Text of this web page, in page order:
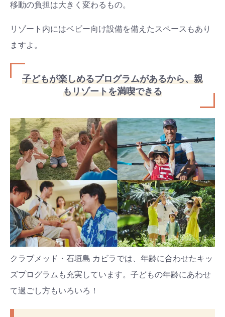
移動の負担は大きく変わるもの。
リゾート内にはベビー向け設備を備えたスペースもあり
ますよ。
子どもが楽しめるプログラムがあるから、親
もリゾートを満喫できる
クラブメッド・石垣島 カビラでは、年齢に合わせたキッ
ズプログラムも充実しています。子どもの年齢にあわせ
て過ごし方もいろいろ！